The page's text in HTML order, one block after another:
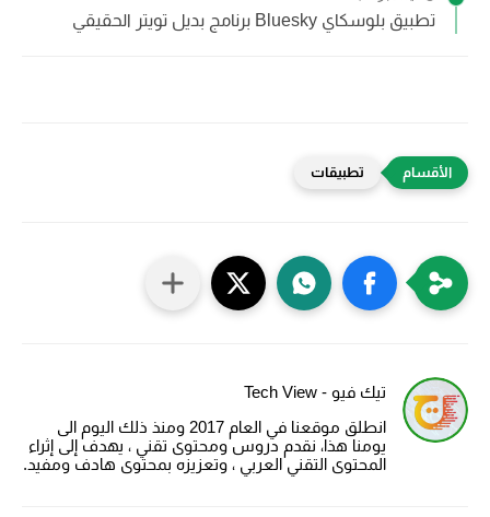
تطبيق بلوسكاي Bluesky برنامج بديل تويتر الحقيقي
تطبيقات
تيك فيو - Tech View
انطلق موقعنا في العام 2017 ومنذ ذلك اليوم الى
يومنا هذا، نقدم دروس ومحتوى تقني ، يهدف إلى إثراء
المحتوى التقني العربي ، وتعزيزه بمحتوى هادف ومفيد.